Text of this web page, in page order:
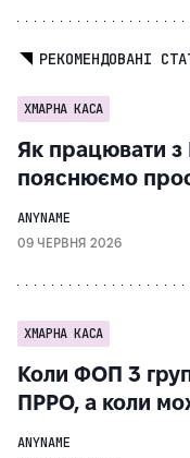
РЕКОМЕНДОВАНІ
ХМАРНА КАСА
Як працювати з
пояснюємо
ANYNAME
09 ЧЕРВНЯ 2026
ХМАРНА КАСА
Коли ФОП 3
ПРРО, а коли
ANYNAME